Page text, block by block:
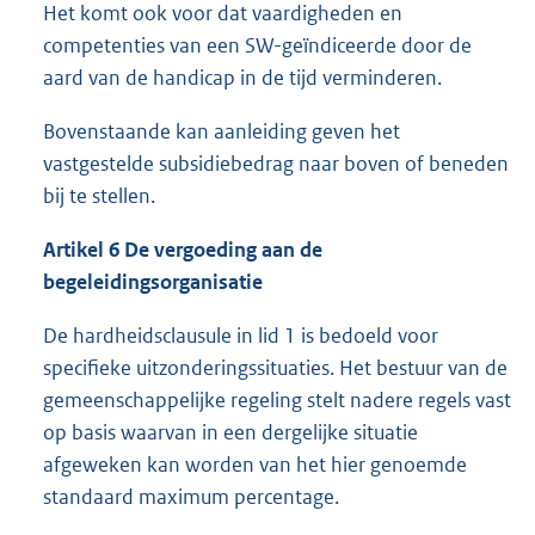
Het komt ook voor dat vaardigheden en
competenties van een SW-geïndiceerde door de
aard van de handicap in de tijd verminderen.
Bovenstaande kan aanleiding geven het
vastgestelde subsidiebedrag naar boven of beneden
bij te stellen.
Artikel 6 De vergoeding aan de
begeleidingsorganisatie
De hardheidsclausule in lid 1 is bedoeld voor
specifieke uitzonderingssituaties. Het bestuur van de
gemeenschappelijke regeling stelt nadere regels vast
op basis waarvan in een dergelijke situatie
afgeweken kan worden van het hier genoemde
standaard maximum percentage.